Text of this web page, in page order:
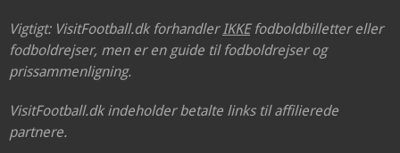
Vigtigt: VisitFootball.dk forhandlerIKKEfodboldbilletter eller
fodboldrejser, men er en guide til fodboldrejser og
prissammenligning.
VisitFootball.dk indeholder betalte links til affilierede
partnere.